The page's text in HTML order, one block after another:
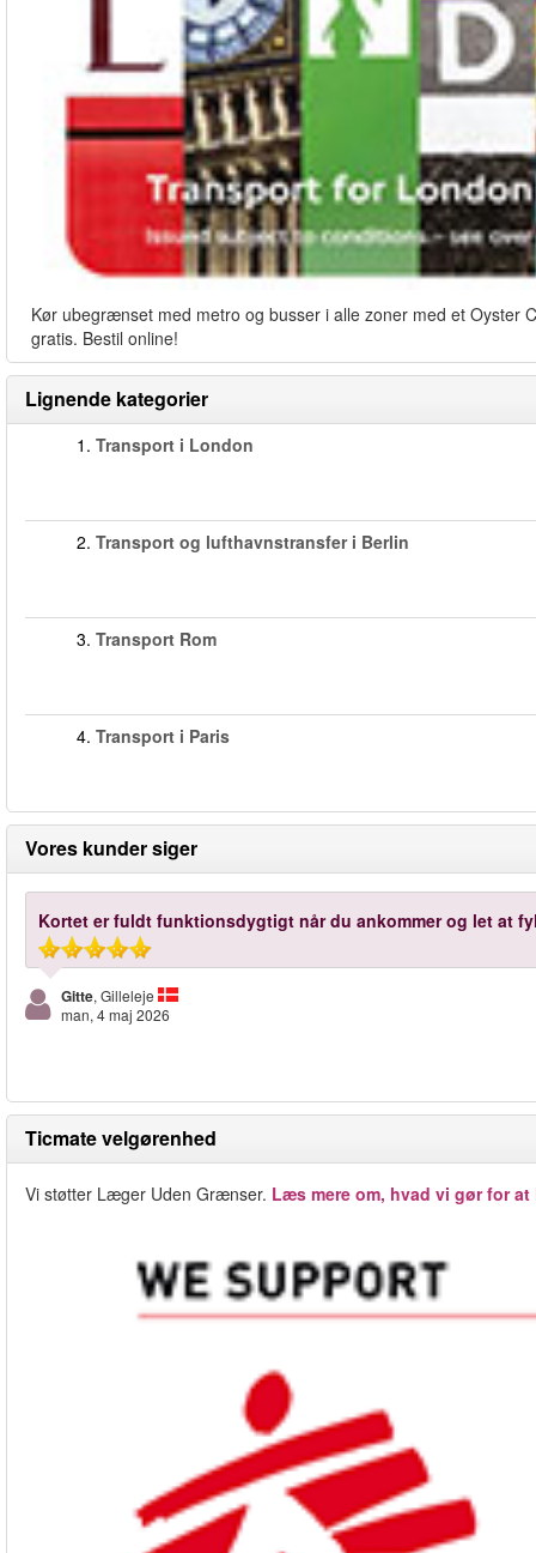
Kør ubegrænset med metro og busser i alle zoner med et Oyster
gratis. Bestil online!
Lignende kategorier
1. Transport i London
2. Transport og lufthavnstransfer i Berlin
3. Transport Rom
4. Transport i Paris
Vores kunder siger
Kortet er fuldt funktionsdygtigt når du ankommer og let at
Gitte, Gilleleje
man, 4 maj 2026
Ticmate velgørenhed
Vi støtter Læger Uden Grænser. Læs mere om, hvad vi gør for